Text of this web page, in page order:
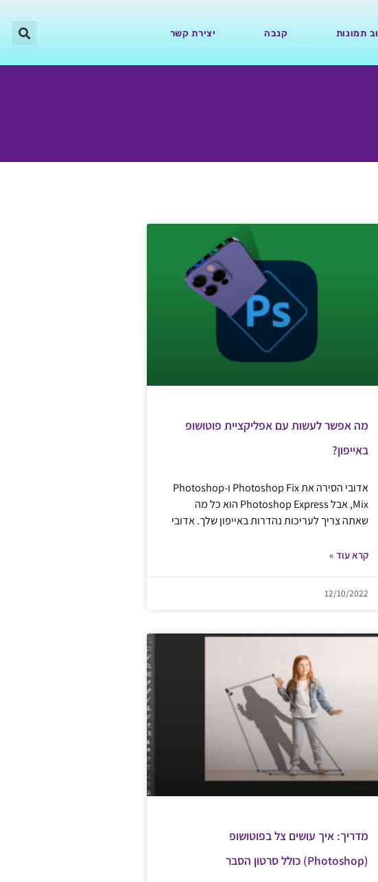
תמונות קנבה יצירת קשר
מה אפשר לעשות עם אפליקציית פוטושופ
באייפון?
אדובי הסירה את Photoshop Fix ו-Photoshop
Mix, אבל Photoshop Express הוא כל מה
שאתה צריך לעריכות נהדרות באייפון שלך. אדובי
קרא עוד »
12/10/2022
מדריך: איך עושים צל בפוטושופ
(Photoshop) כולל סרטון הסבר